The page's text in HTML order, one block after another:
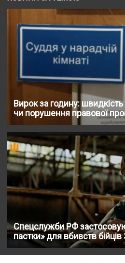
Вирок за годину:
чи порушення правової
Спецслужби РФ
пастки» для вбивств